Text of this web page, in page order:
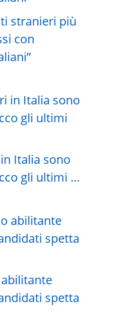
stranieri più
con
Italia sono
gli ultimi …
spetta